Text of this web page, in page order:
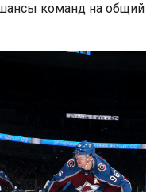
команд на общий